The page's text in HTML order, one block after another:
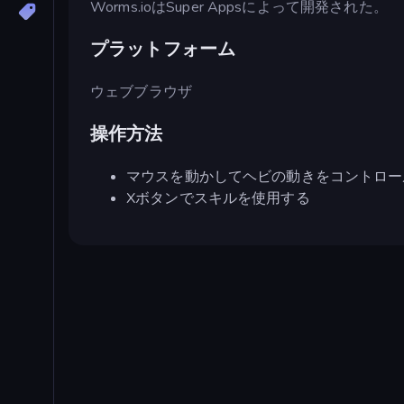
Worms.ioはSuper Appsによって開発された。
プラットフォーム
ウェブブラウザ
操作方法
マウスを動かしてヘビの動きをコントロ
Xボタンでスキルを使用する